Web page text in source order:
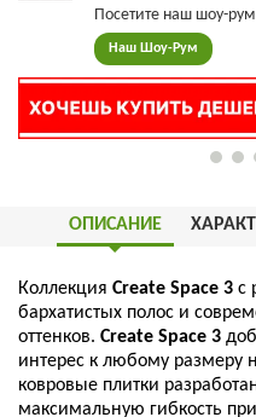
Посетите наш шоу-
Наш Шоу-Рум
ОПИСАНИЕ
Коллекция Create Space 3 с
бархатистых полос и
оттенков. Create Space 3
интерес к любому размеру
ковровые плитки
максимальную гибкость